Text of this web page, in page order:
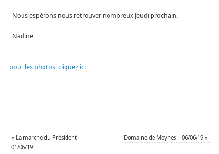
Nous espérons nous retrouver nombreux Jeudi prochain.
Nadine
pour les photos, cliquez ici
« La marche du Président –
01/06/19
Domaine de Meynes – 06/06/19»